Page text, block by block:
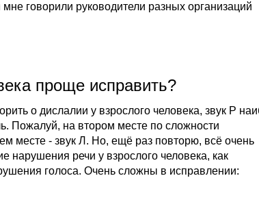
говорили руководители разных организаций
проще исправить?
о дислалии у взрослого человека, звук Р
Пожалуй, на втором месте по сложности
месте - звук Л. Но, ещё раз повторю, всё очень
речи у взрослого человека, как
голоса. Очень сложны в исправлении: